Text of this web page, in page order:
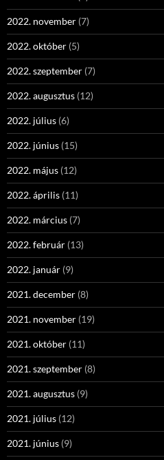
2022. november (7)
2022. október (5)
2022. szeptember (7)
2022. augusztus (12)
2022. július (6)
2022. június (15)
2022. május (12)
2022. április (11)
2022. március (7)
2022. február (13)
2022. január (9)
2021. december (8)
2021. november (19)
2021. október (11)
2021. szeptember (8)
2021. augusztus (9)
2021. július (12)
2021. június (9)